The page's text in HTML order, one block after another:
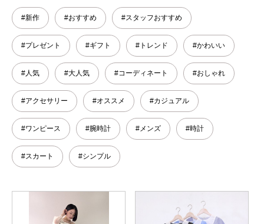
#新作 #おすすめ #スタッフおすすめ
#プレゼント #ギフト #トレンド #かわいい
#人気 #大人気 #コーディネート #おしゃれ
#アクセサリー #オススメ #カジュアル
#ワンピース #腕時計 #メンズ #時計
#スカート #シンプル